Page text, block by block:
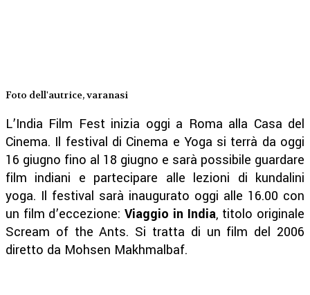
Foto dell'autrice, varanasi
L’India Film Fest inizia oggi a Roma alla Casa del
Cinema. Il festival di Cinema e Yoga si terrà da oggi
16 giugno fino al 18 giugno e sarà possibile guardare
film indiani e partecipare alle lezioni di kundalini
yoga. Il festival sarà inaugurato oggi alle 16.00 con
un film d’eccezione: Viaggio in India, titolo originale
Scream of the Ants. Si tratta di un film del 2006
diretto da Mohsen Makhmalbaf.